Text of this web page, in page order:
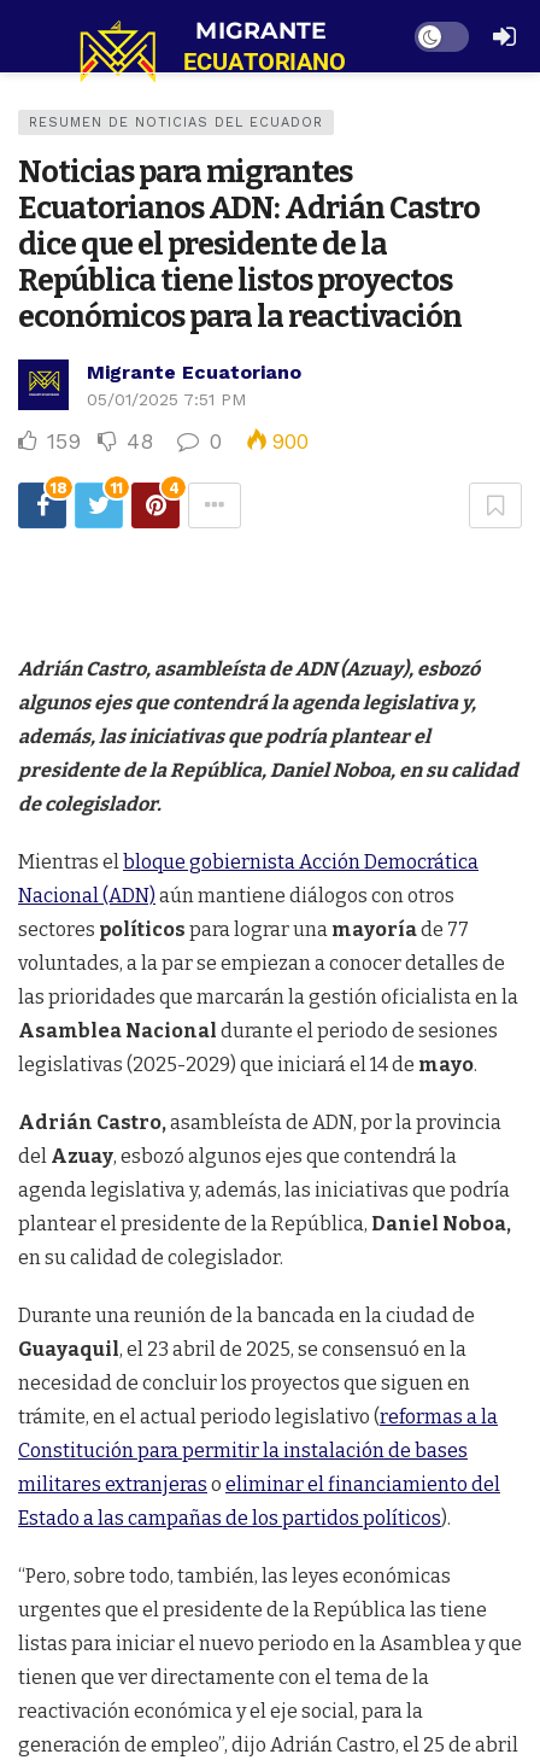
Dark mode
RESUMEN DE NOTICIAS DEL ECUADOR
Noticias para migrantes
Ecuatorianos ADN: Adrián Castro
dice que el presidente de la
República tiene listos proyectos
económicos para la reactivación
Migrante Ecuatoriano
05/01/2025 7:51 PM
159 48 0 900
18 11 4
Adrián Castro, asambleísta de ADN (Azuay), esbozó
algunos ejes que contendrá la agenda legislativa y,
además, las iniciativas que podría plantear el
presidente de la República, Daniel Noboa, en su calidad
de colegislador.
Mientras elbloque gobiernista Acción Democrática
Nacional (ADN) aún mantiene diálogos con otros
sectores políticos para lograr una mayoríade 77
voluntades, a la par se empiezan a conocer detalles de
las prioridades que marcarán la gestión oficialista en la
Asamblea Nacional durante el periodo de sesiones
legislativas (2025-2029) que iniciará el 14 de mayo.
Adrián Castro,asambleísta de ADN, por la provincia
del Azuay, esbozó algunos ejes que contendrá la
agenda legislativa y, además, las iniciativas que podría
plantear el presidente de la República, Daniel Noboa,
en su calidad de colegislador.
Durante una reunión de la bancada en la ciudad de
Guayaquil, el 23 abril de 2025, se consensuó en la
necesidad de concluir los proyectos que siguen en
trámite, en el actual periodo legislativo (reformas a la
Constitución para permitir la instalación de bases
militares extranjeras o eliminar el financiamiento del
Estado a las campañas de los partidos políticos).
“Pero, sobre todo, también, las leyes económicas
urgentes que el presidente de la República las tiene
listas para iniciar el nuevo periodo en la Asamblea y que
tienen que ver directamente con el tema de la
reactivación económica y el eje social, para la
generación de empleo”, dijo Adrián Castro, el 25 de abril